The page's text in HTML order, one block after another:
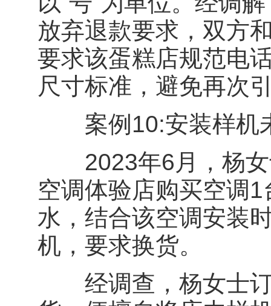
放弃退款要求，双方
要求该蛋糕店规范电
尺寸标准，避免再次
案例10:安装样机
2023年6月，杨女
空调体验店购买空调
水，结合该空调安装
机，要求换货。
经调查，杨女士订